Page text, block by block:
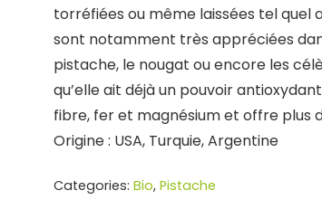
torréfiées ou même laissées tel quel
sont notamment très appréciées
pistache, le nougat ou encore les
qu’elle ait déjà un pouvoir
fibre, fer et magnésium et offre plus
Origine : USA, Turquie, Argentine
Categories: Bio, Pistache